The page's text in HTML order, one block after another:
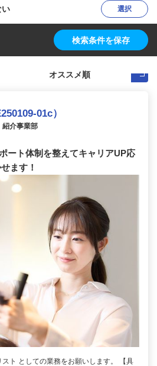
い 選択
検索条件を保存
01c）
介事業部
ート体制を整えてキャリアUP応
ます！
スト としての業務をお願いします。 【具